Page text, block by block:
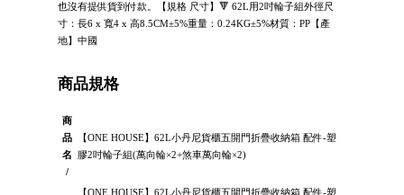
也沒有提供貨到付款。【規格 尺寸】🔻 62L用2吋輪子組外徑尺
寸：長6 x 寬4 x 高8.5CM±5%重量：0.24KG±5%材質：PP【產
地】中國
商品規格
商
品
名
/
【ONE HOUSE】62L小丹尼貨櫃五開門折疊收納箱 配件-塑
膠2吋輪子組(萬向輪×2+煞車萬向輪×2)
【ONE HOUSE】62L小丹尼貨櫃五開門折疊收納箱 配件-塑